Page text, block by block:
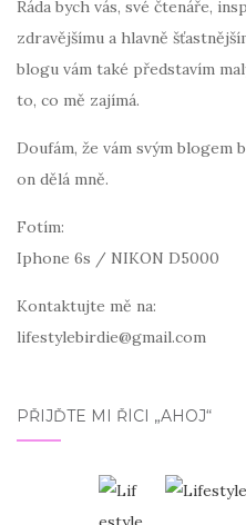
Ráda bych vás, své čtenáře,
zdravějšímu a hlavně
blogu vám také představím
to, co mě zajímá.
Doufám, že vám svým
on dělá mně.
Fotím:
Iphone 6s / NIKON D5000
Kontaktujte mě na:
lifestylebirdie@gmail.com
PŘIJĎTE MI ŘÍCI „AHOJ“